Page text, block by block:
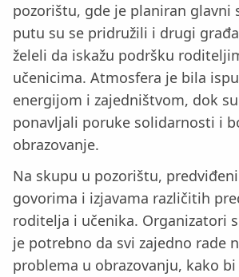
pozorištu, gde je planiran glavni
putu su se pridružili i drugi
želeli da iskažu podršku
učenicima. Atmosfera je bila
energijom i zajedništvom, dok
ponavljali poruke solidarnosti i
obrazovanje.
Na skupu u pozorištu,
govorima i izjavama različitih
roditelja i učenika. Organizatori
je potrebno da svi zajedno rade
problema u obrazovanju, kako bi